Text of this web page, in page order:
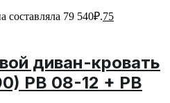
составляла 79 540₽.75
диван-кровать
PB 08-12 + PB